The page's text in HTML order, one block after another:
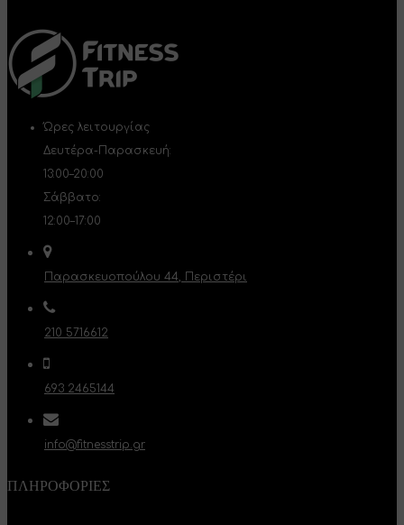
Ώρες λειτουργίας
Δευτέρα-Παρασκευή:
13:00–20:00
Σάββατο:
12:00–17:00
Παρασκευοπούλου 44, Περιστέρι
210 5716612
693 2465144
info@fitnesstrip.gr
ΠΛΗΡΟΦΟΡΊΕΣ